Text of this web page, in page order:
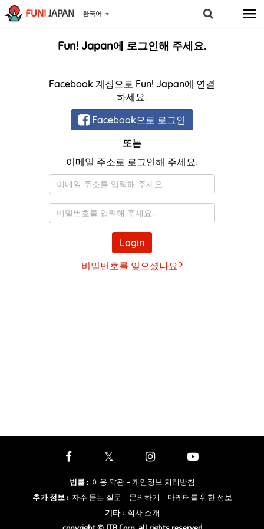
FUN! JAPAN 한국어
Fun! Japan에 로그인해 주세요.
Facebook 계정으로 Fun! Japan에 연결
하세요.
Facebook으로 로그인
또는
이메일 주소로 로그인해 주세요.
이
메
일
비
밀
번
호
Login
비밀번호를 잊으셨나요?
법률: 이용 약관 - 개인정보 처리방침
추가 정보 : 자주 묻는 질문 - 문의하기 - 마케터를 위한 정보
기타: 회사 소개